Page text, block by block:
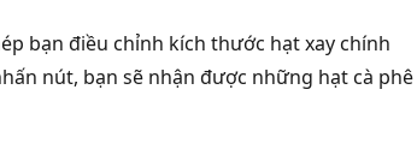
bạn điều chỉnh kích thước hạt xay chính
nút, bạn sẽ nhận được những hạt cà phê